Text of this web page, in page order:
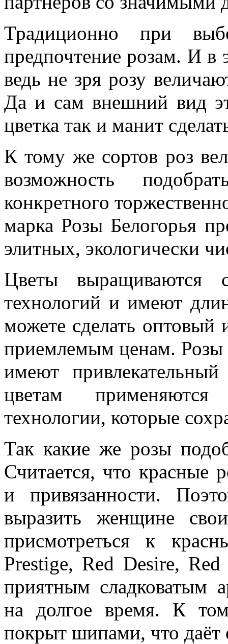
Традиционно при
предпочтение розам. И в
ведь не зря розу
Да и сам внешний вид
цветка так и манит
К тому же сортов роз
возможность
конкретного
марка Розы Белогорья
элитных, экологически
Цветы выращиваются
технологий и имеют
можете сделать оптовый
приемлемым ценам. Розы
имеют
цветам применяются
технологии, которые
Так какие же розы
Считается, что красные
и привязанности.
выразить женщине
присмотреться к
Prestige, Red Desire,
приятным сладковатым
на долгое время. К
покрыт шипами, что даёт